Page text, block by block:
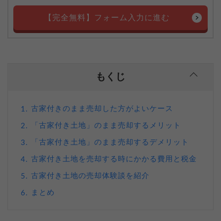
【完全無料】フォーム入力に進む
もくじ
1. 古家付きのまま売却した方がよいケース
2. 「古家付き土地」のまま売却するメリット
3. 「古家付き土地」のまま売却するデメリット
4. 古家付き土地を売却する時にかかる費用と税金
5. 古家付き土地の売却体験談を紹介
6. まとめ